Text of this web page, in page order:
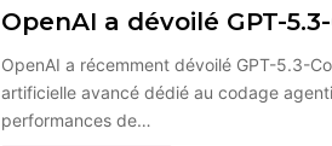
OpenAI a dévoilé GPT-
OpenAI a récemment dévoilé GPT-5.3-
artificielle avancé dédié au codage
performances de…